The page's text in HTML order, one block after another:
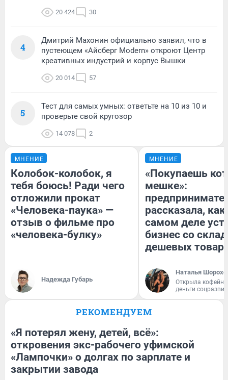
20 424 30
4
Дмитрий Махонин официально заявил, что в
пустеющем «Айсберг Modern» откроют Центр
креативных индустрий и корпус Вышки
20 014 57
5
Тест для самых умных: ответьте на 10 из 10 и
проверьте свой кругозор
14 078 2
МНЕНИЕ
Колобок-колобок, я
тебя боюсь! Ради чего
отложили прокат
«Человека-паука» —
отзыв о фильме про
«человека-булку»
Надежда Губарь
МНЕНИЕ
«Покупаешь
мешке»:
рассказала, как
самом деле
бизнес со
дешевых
Наталья
Открыла
деньги
РЕКОМЕНДУЕМ
«Я потерял жену, детей, всё»:
откровения экс-рабочего уфимской
«Лампочки» о долгах по зарплате и
закрытии завода